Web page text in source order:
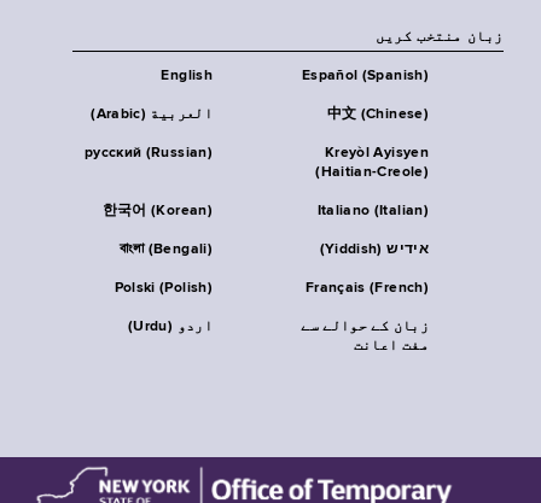
زبان منتخب کریں
English Español (Spanish)
العربية (Arabic) 中文 (Chinese)
русский (Russian)
Kreyòl Ayisyen
(Haitian-Creole)
한국어 (Korean) Italiano (Italian)
বাংলা (Bengali) אידיש (Yiddish)
Polski (Polish) Français (French)
اردو (Urdu)
زبان کے حوالے سے
مفت اعانت